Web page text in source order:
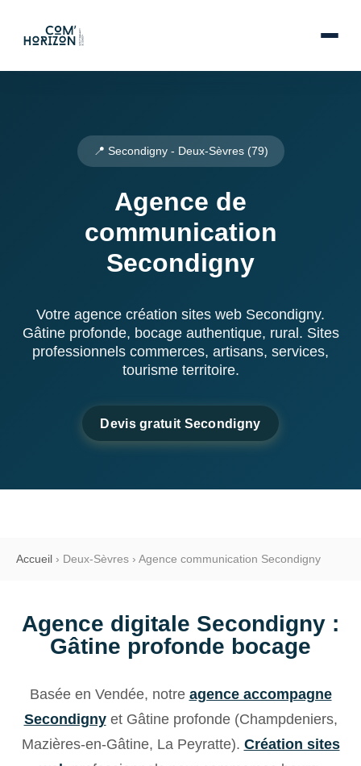
📍 Secondigny - Deux-Sèvres (79)
Agence de
communication
Secondigny
Votre agence création sites web Secondigny.
Gâtine profonde, bocage authentique, rural. Sites
professionnels commerces, artisans, services,
tourisme territoire.
Devis gratuit Secondigny
Accueil › Deux-Sèvres › Agence communication Secondigny
Agence digitale Secondigny :
Gâtine profonde bocage
Basée en Vendée, notre agence accompagne
Secondignyet Gâtine profonde (Champdeniers,
Mazières-en-Gâtine, La Peyratte). Création sites